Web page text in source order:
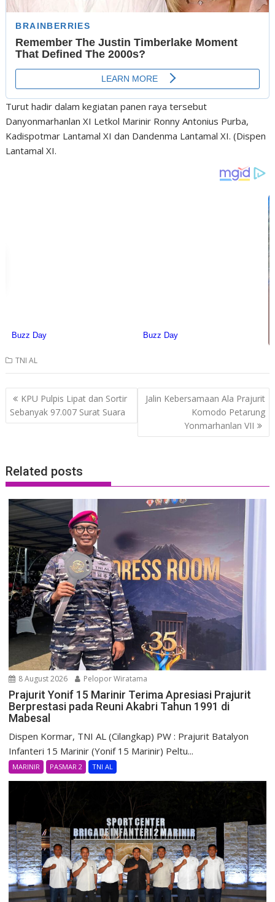
Turut hadir dalam kegiatan panen raya tersebut
Danyonmarhanlan XI Letkol Marinir Ronny Antonius Purba,
Kadispotmar Lantamal XI dan Dandenma Lantamal XI. (Dispen
Lantamal XI.
TNI AL
Post
navigation
KPU Pulpis Lipat dan Sortir
Sebanyak 97.007 Surat Suara
Jalin Kebersamaan Ala Prajurit
Komodo Petarung
Yonmarhanlan VII
Related posts
8 August 2026 Pelopor Wiratama
Prajurit Yonif 15 Marinir Terima Apresiasi Prajurit
Berprestasi pada Reuni Akabri Tahun 1991 di
Mabesal
Dispen Kormar, TNI AL (Cilangkap) PW : Prajurit Batalyon
Infanteri 15 Marinir (Yonif 15 Marinir) Peltu...
MARINIR PASMAR 2 TNI AL